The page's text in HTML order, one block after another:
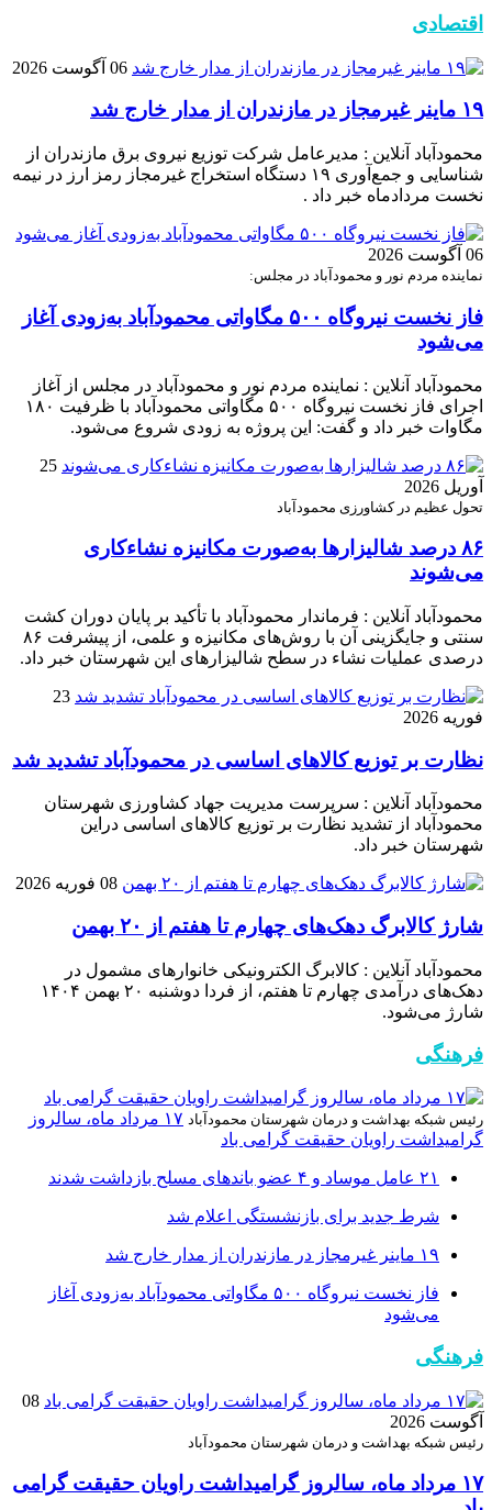
اقتصادی
06 آگوست 2026
۱۹ ماینر غیرمجاز در مازندران از مدار خارج شد
محمودآباد آنلاین : مدیرعامل شرکت توزیع نیروی برق مازندران از
شناسایی و جمع‌آوری ۱۹ دستگاه استخراج غیرمجاز رمز ارز در نیمه
نخست مردادماه خبر داد .
06 آگوست 2026
نماینده مردم نور و محمودآباد در مجلس:
فاز نخست نیروگاه ۵۰۰ مگاواتی محمودآباد به‌زودی آغاز
می‌شود
محمودآباد آنلاین : نماینده مردم نور و محمودآباد در مجلس از آغاز
اجرای فاز نخست نیروگاه ۵۰۰ مگاواتی محمودآباد با ظرفیت ۱۸۰
مگاوات خبر داد و گفت: این پروژه به زودی شروع می‌شود.
25
آوریل 2026
تحول عظیم در کشاورزی محمودآباد
۸۶ درصد شالیزارها به‌صورت مکانیزه نشاءکاری
می‌شوند
محمودآباد آنلاین : فرماندار محمودآباد با تأکید بر پایان دوران کشت
سنتی و جایگزینی آن با روش‌های مکانیزه و علمی، از پیشرفت ۸۶
درصدی عملیات نشاء در سطح شالیزارهای این شهرستان خبر داد.
23
فوریه 2026
نظارت بر توزیع کالا‌های اساسی در محمودآباد تشدید شد
محمودآباد آنلاین : سرپرست مدیریت جهاد کشاورزی شهرستان
محمودآباد از تشدید نظارت بر توزیع کالا‌های اساسی دراین
شهرستان خبر داد.
08 فوریه 2026
شارژ کالابرگ دهک‌های چهارم تا هفتم از ۲۰ بهمن
محمودآباد آنلاین : کالابرگ الکترونیکی خانوار‌های مشمول در
دهک‌های درآمدی چهارم تا هفتم، از فردا دوشنبه ۲۰ بهمن ۱۴۰۴
شارژ می‌شود.
فرهنگی
رئیس شبکه بهداشت و درمان شهرستان محمودآباد
۱۷ مرداد ماه، سالروز
گرامیداشت راویان حقیقت گرامی باد
۲۱ عامل موساد و ۴ عضو باند‌های مسلح بازداشت شدند
شرط جدید برای بازنشستگی اعلام شد
۱۹ ماینر غیرمجاز در مازندران از مدار خارج شد
فاز نخست نیروگاه ۵۰۰ مگاواتی محمودآباد به‌زودی آغاز
می‌شود
فرهنگی
08
آگوست 2026
رئیس شبکه بهداشت و درمان شهرستان محمودآباد
۱۷ مرداد ماه، سالروز گرامیداشت راویان حقیقت گرامی